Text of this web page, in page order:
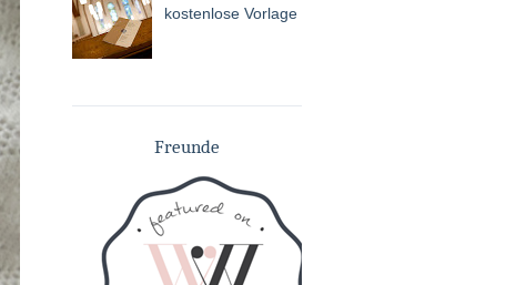
kostenlose Vorlage
Freunde